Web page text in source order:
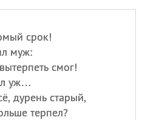
срок!
муж:
смог!
уж…
дурень старый,
терпел?
великомученика
покровителя всех
врачей и целителя
09.08